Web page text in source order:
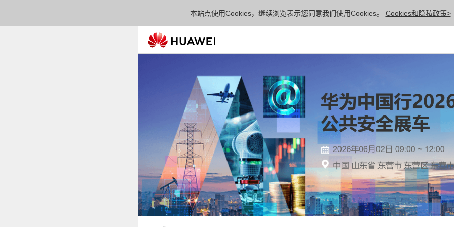
本站点使用Cookies，继续浏览表示您同意我们使用Cookies。 Cookies和隐私政策>